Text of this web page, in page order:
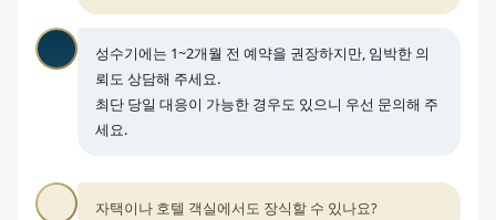
성수기에는 1~2개월 전 예약을 권장하지만, 임박한 의
뢰도 상담해 주세요.
최단 당일 대응이 가능한 경우도 있으니 우선 문의해 주
세요.
자택이나 호텔 객실에서도 장식할 수 있나요?